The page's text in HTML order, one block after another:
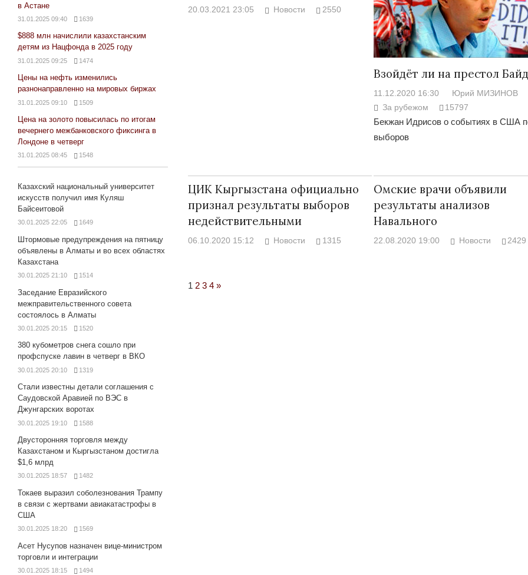
20.03.2021 23:05 Новости 2550
Взойдёт ли на престол
11.12.2020 16:30
Юрий МИЗИНОВ
За рубежом
15797
Бекжан Идрисов о событиях в США
выборов
ЦИК Кыргызстана официально
признал результаты выборов
недействительными
06.10.2020 15:12 Новости 1315
Омские врачи объявили
результаты анализов
Навального
22.08.2020 19:00 Новости 2429
1 2 3 4 Next
»
в Астане
31.01.2025 09:40 1639
$888 млн начислили казахстанским
детям из Нацфонда в 2025 году
31.01.2025 09:25 1474
Цены на нефть изменились
разнонаправленно на мировых биржах
31.01.2025 09:10 1509
Цена на золото повысилась по итогам
вечернего межбанковского фиксинга в
Лондоне в четверг
31.01.2025 08:45 1548
Казахский национальный университет
искусств получил имя Куляш
Байсеитовой
30.01.2025 22:05 1649
Штормовые предупреждения на пятницу
объявлены в Алматы и во всех областях
Казахстана
30.01.2025 21:10 1514
Заседание Евразийского
межправительственного совета
состоялось в Алматы
30.01.2025 20:15 1520
380 кубометров снега сошло при
профспуске лавин в четверг в ВКО
30.01.2025 20:10 1319
Стали известны детали соглашения с
Саудовской Аравией по ВЭС в
Джунгарских воротах
30.01.2025 19:10 1588
Двусторонняя торговля между
Казахстаном и Кыргызстаном достигла
$1,6 млрд
30.01.2025 18:57 1482
Токаев выразил соболезнования Трампу
в связи с жертвами авиакатастрофы в
США
30.01.2025 18:20 1569
Асет Нусупов назначен вице-министром
торговли и интеграции
30.01.2025 18:15 1494